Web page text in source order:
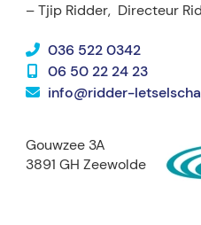
– Tjip Ridder, Directeur
036 522 0342
06 50 22 24 23
info@ridder-
Gouwzee 3A
3891 GH Zeewolde